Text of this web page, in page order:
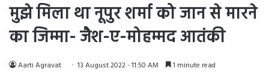
मुझे मिला था नूपुर शर्मा को जान से मारने
का जिम्मा- जैश-ए-मोहम्मद आतंकी
Aarti Agravat 13 August 2022 - 11:50 AM 1 minute read